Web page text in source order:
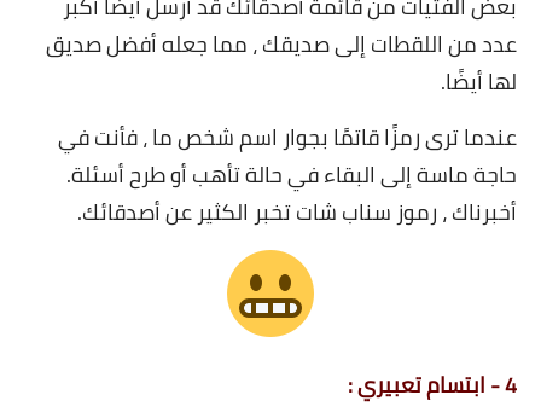
عدد من اللقطات إلى صديقك ، مما جعله أفضل صديق
لها أيضًا.
عندما ترى رمزًا قاتمًا بجوار اسم شخص ما ، فأنت في
حاجة ماسة إلى البقاء في حالة تأهب أو طرح أسئلة.
أخبرناك ، رموز سناب شات تخبر الكثير عن أصدقائك.
4 - ابتسام تعبيري :